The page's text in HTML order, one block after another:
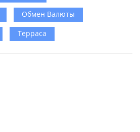
Обмен Валюты
Терраса